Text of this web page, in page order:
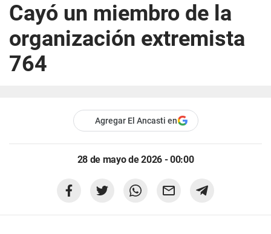
Cayó un miembro de la
organización extremista
764
Agregar El Ancasti en
28 de mayo de 2026 - 00:00